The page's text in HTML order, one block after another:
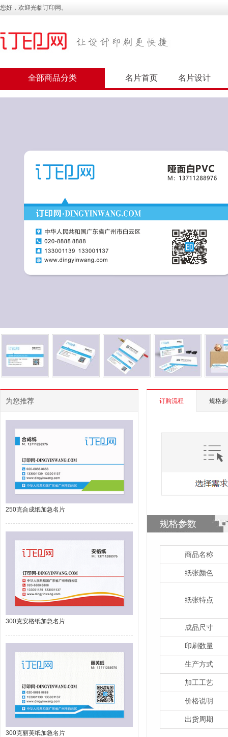
您好，欢迎光临订印网。
全部商品分类 名片首页 名片设计
为您推荐
250克合成纸加急名片
300克安格纸加急名片
300克丽芙纸加急名片
订购流程 规格
规格参数
商品名称
纸张颜色
纸张特点
成品尺寸
印刷数量
生产方式
加工工艺
价格说明
出货周期